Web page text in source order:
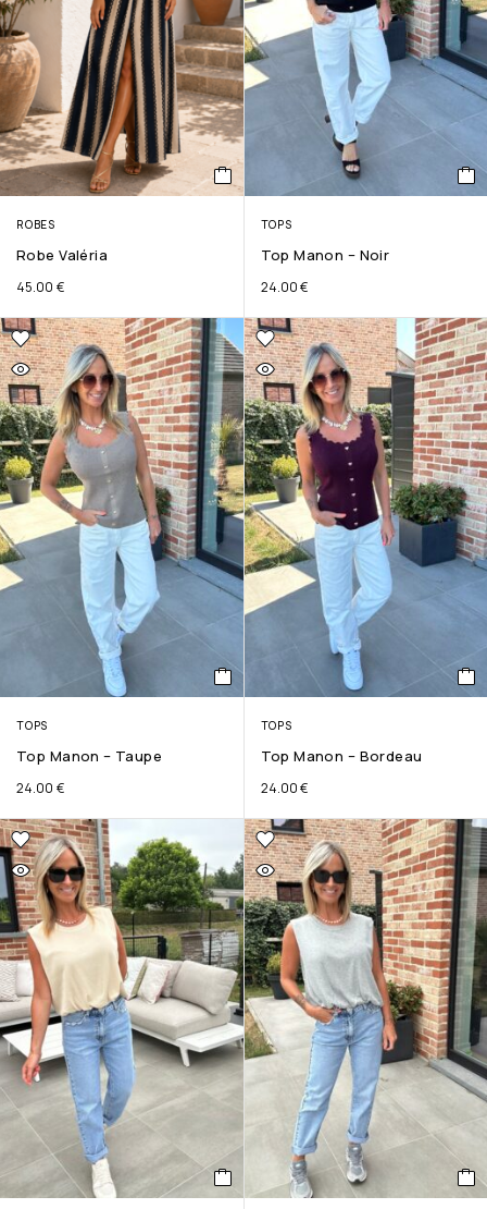
ROBES
Robe Valéria
45.00 €
TOPS
Top Manon – Noir
24.00€
TOPS
Top Manon – Taupe
24.00 €
TOPS
Top Manon – Bordeau
24.00€